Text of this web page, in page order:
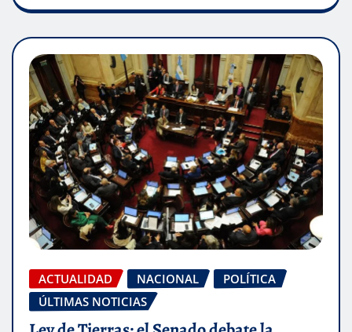
ACTUALIDAD NACIONAL
POLÍTICA
ÚLTIMAS NOTICIAS